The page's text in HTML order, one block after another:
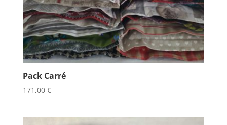
Pack Carré
171,00 €